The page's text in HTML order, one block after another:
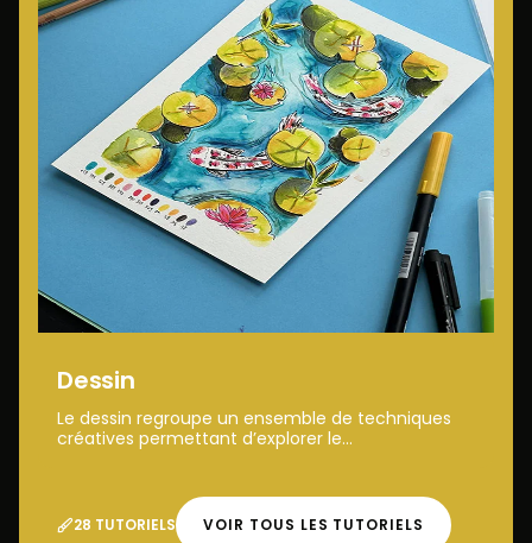
Dessin
Le dessin regroupe un ensemble de techniques
créatives permettant d’explorer le...
28 TUTORIELS VOIR TOUS LES TUTORIELS